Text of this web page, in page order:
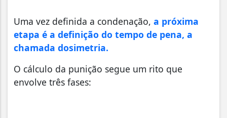
Uma vez definida a condenação, a próxima
etapa é a definição do tempo de pena, a
chamada dosimetria.
O cálculo da punição segue um rito que
envolve três fases: